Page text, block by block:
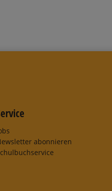
abonnieren